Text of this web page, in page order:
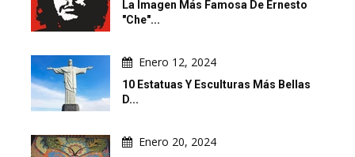
La Imagen Más Famosa De Ernesto
"Che"...
Enero 12, 2024
10 Estatuas Y Esculturas Más Bellas
D...
Enero 20, 2024